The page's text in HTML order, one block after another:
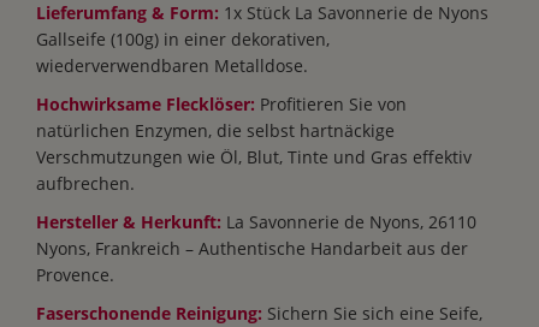
Lieferumfang & Form: 1x Stück La Savonnerie de Nyons
Gallseife (100g) in einer dekorativen,
wiederverwendbaren Metalldose.
Hochwirksame Flecklöser: Profitieren Sie von
natürlichen Enzymen, die selbst hartnäckige
Verschmutzungen wie Öl, Blut, Tinte und Gras effektiv
aufbrechen.
Hersteller & Herkunft: La Savonnerie de Nyons, 26110
Nyons, Frankreich – Authentische Handarbeit aus der
Provence.
Faserschonende Reinigung: Sichern Sie sich eine Seife,